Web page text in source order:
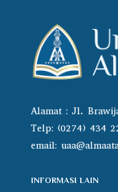
Alamat : Jl.
Telp: (0274) 434
email:
INFORMASI LAIN